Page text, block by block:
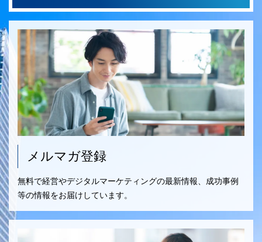
メルマガ登録
無料で経営やデジタルマーケティングの最新情報、成功事例
等の情報をお届けしています。